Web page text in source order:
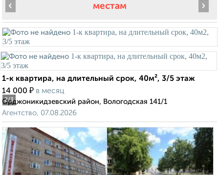
местам
2/3
‹ ›
1-к квартира, на длительный срок, 40м², 3/5 этаж
14 000 ₽ в месяц
Орджоникидзевский район, Вологодская 141/1
Агентство, 07.08.2026